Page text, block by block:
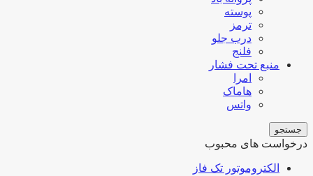
پوسته
ترمز
درب جلو
فلنج
منبع تحت فشار
امرا
هاماک
واتس
جستجو
درخواست های محبوب
الکتروموتور تک فاز